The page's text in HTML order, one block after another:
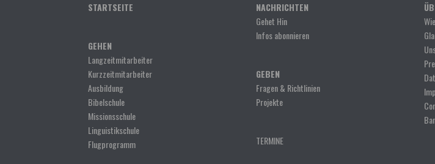
STARTSEITE
GEHEN
Langzeitmitarbeiter
Kurzzeitmitarbeiter
Ausbildung
Bibelschule
Missionsschule
Linguistikschule
Flugprogramm
NACHRICHTEN
Gehet Hin
Infos abonnieren
GEBEN
Fragen & Richtlinien
Projekte
TERMINE